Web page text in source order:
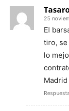
25
El
tiro,
lo